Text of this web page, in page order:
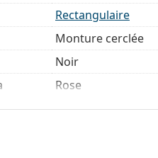
Rectangulaire
Monture cerclée
Noir
Rose